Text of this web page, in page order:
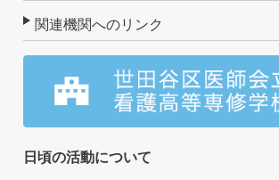
関連機関へのリンク
日頃の活動について